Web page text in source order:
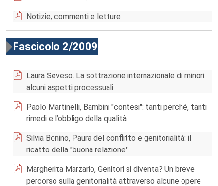
Notizie, commenti e letture
Fascicolo 2/2009
Laura Seveso, La sottrazione internazionale di minori:
alcuni aspetti processuali
Paolo Martinelli, Bambini "contesi": tanti perché, tanti
rimedi e l’obbligo della qualità
Silvia Bonino, Paura del conflitto e genitorialità: il
ricatto della "buona relazione"
Margherita Marzario, Genitori si diventa? Un breve
percorso sulla genitorialità attraverso alcune opere